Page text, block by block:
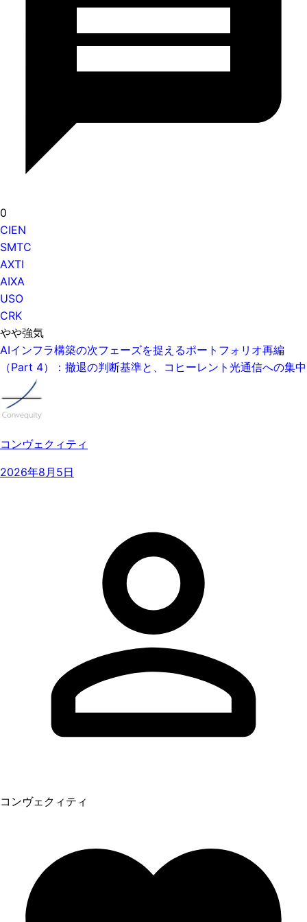
0
CIEN
SMTC
AXTI
AIXA
USO
CRK
やや強気
AIインフラ構築の次フェーズを捉えるポートフォリオ再編
（Part 4）：撤退の判断基準と、コヒーレント光通信への集中
コンヴェクィティ
2026年8月5日
コンヴェクィティ